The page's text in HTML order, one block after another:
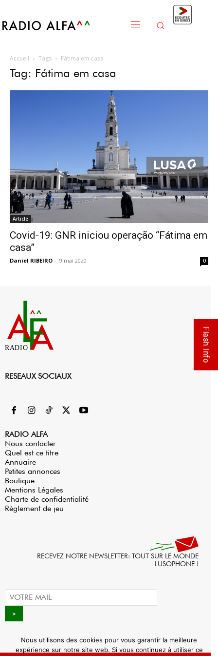
Accueil Tags Fátima em casa
Tag: Fátima em casa
Article
Covid-19: GNR iniciou operação “Fátima em
casa”
Daniel RIBEIRO - 9 mai 2020 0
RADIO
RESEAUX SOCIAUX
RADIO ALFA
Nous contacter
Quel est ce titre
Annuaire
Petites annonces
Boutique
Mentions Légales
Charte de confidentialité
Règlement de jeu
RECEVEZ NOTRE NEWSLETTER: TOUT SUR LE MONDE
LUSOPHONE !
Flash Info
Nous utilisons des cookies pour vous garantir la meilleure
expérience sur notre site web. Si vous continuez à utiliser ce